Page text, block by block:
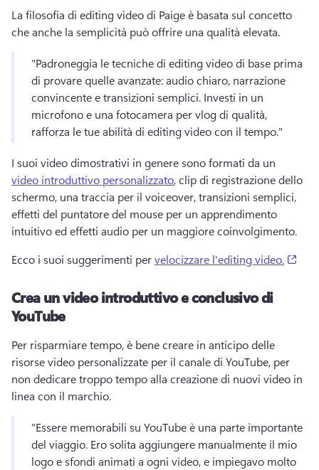
La filosofia di editing video di Paige è basata sul concetto
che anche la semplicità può offrire una qualità elevata.
"Padroneggia le tecniche di editing video di base prima
di provare quelle avanzate: audio chiaro, narrazione
convincente e transizioni semplici. Investi in un
microfono e una fotocamera per vlog di qualità,
rafforza le tue abilità di editing video con il tempo."
I suoi video dimostrativi in genere sono formati da un
video introduttivo personalizzato, clip di registrazione dello
schermo, una traccia per il voiceover, transizioni semplici,
effetti del puntatore del mouse per un apprendimento
intuitivo ed effetti audio per un maggiore coinvolgimento.
Ecco i suoi suggerimenti per velocizzare l'editing video.
Crea un video introduttivo e conclusivo di
YouTube
Per risparmiare tempo, è bene creare in anticipo delle
risorse video personalizzate per il canale di YouTube, per
non dedicare troppo tempo alla creazione di nuovi video in
linea con il marchio.
"Essere memorabili su YouTube è una parte importante
del viaggio. Ero solita aggiungere manualmente il mio
logo e sfondi animati a ogni video, e impiegavo molto